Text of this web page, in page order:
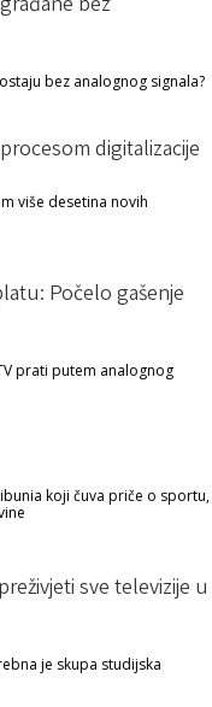
bez analognog signala?
digitalizacije
više desetina novih
Počelo gašenje
prati putem analognog
koji čuva priče o sportu,
sve televizije u
je skupa studijska